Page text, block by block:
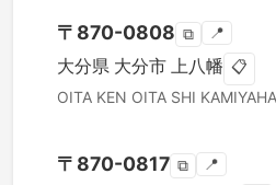
〒 870-0808 ⧉ 📍
大分県 大分市 上八幡 📋
OITA KEN OITA SHI
〒 870-0817 ⧉ 📍